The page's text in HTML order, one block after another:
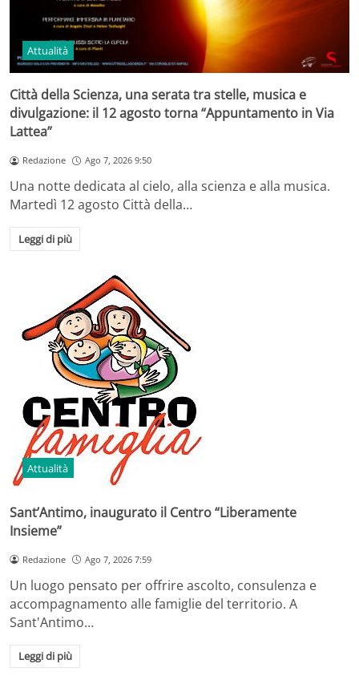
Attualità
Città della Scienza, una serata tra stelle, musica e
divulgazione: il 12 agosto torna “Appuntamento in Via
Lattea”
Redazione Ago 7, 2026 9:50
Una notte dedicata al cielo, alla scienza e alla musica.
Martedì 12 agosto Città della…
Leggi di più
Attualità
Sant’Antimo, inaugurato il Centro “Liberamente
Insieme”
Redazione Ago 7, 2026 7:59
Un luogo pensato per offrire ascolto, consulenza e
accompagnamento alle famiglie del territorio. A
Sant'Antimo…
Leggi di più